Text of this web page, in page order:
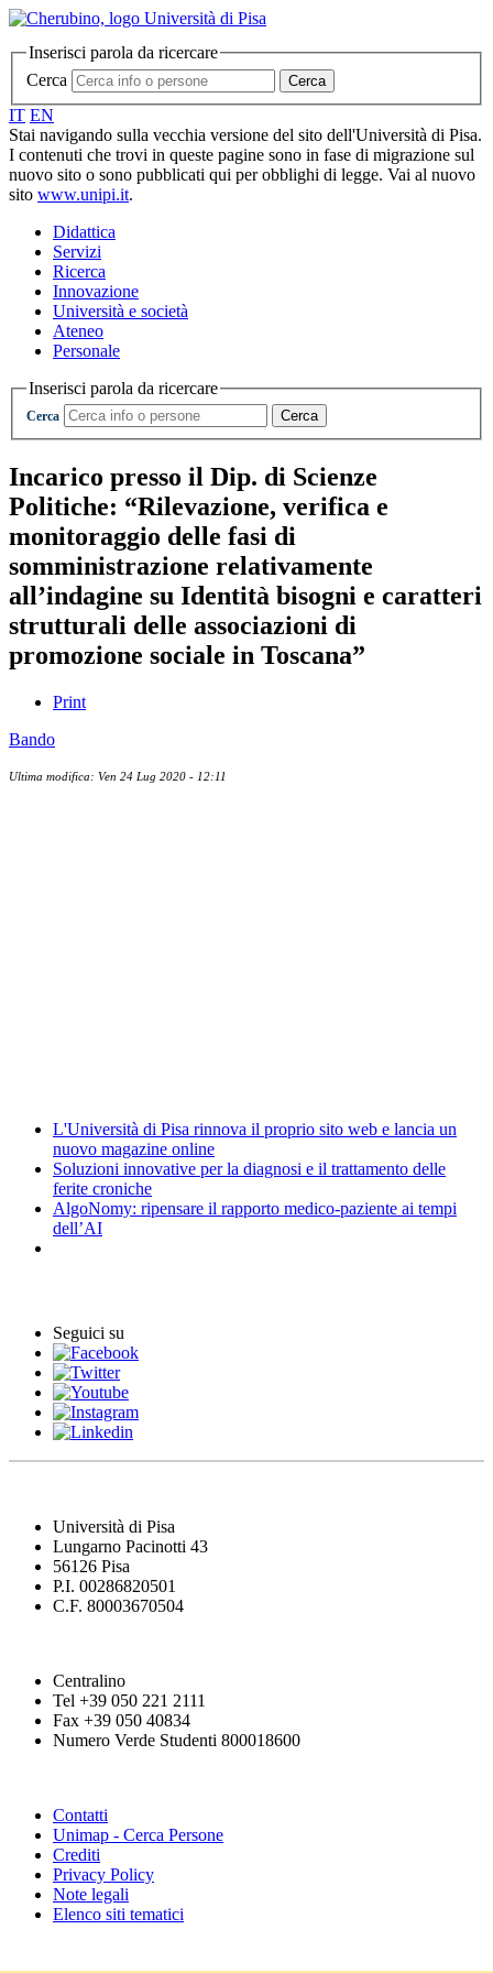
Inserisci parola da ricercare
Cerca
Cerca
IT EN
Stai navigando sulla vecchia versione del sito dell'Università di Pisa.
I contenuti che trovi in queste pagine sono in fase di migrazione sul
nuovo sito o sono pubblicati qui per obblighi di legge. Vai al nuovo
sito www.unipi.it.
Didattica
Servizi
Ricerca
Innovazione
Università e società
Ateneo
Personale
Inserisci parola da ricercare
Cerca Cerca
Incarico presso il Dip. di Scienze
Politiche: “Rilevazione, verifica e
monitoraggio delle fasi di
somministrazione relativamente
all’indagine su Identità bisogni e caratteri
strutturali delle associazioni di
promozione sociale in Toscana”
Print
Bando
Ultima modifica: Ven 24 Lug 2020 - 12:11
L'Università di Pisa rinnova il proprio sito web e lancia un
nuovo magazine online
Soluzioni innovative per la diagnosi e il trattamento delle
ferite croniche
AlgoNomy: ripensare il rapporto medico-paziente ai tempi
dell’AI
Seguici su
Università di Pisa
Lungarno Pacinotti 43
56126 Pisa
P.I. 00286820501
C.F. 80003670504
Centralino
Tel +39 050 221 2111
Fax +39 050 40834
Numero Verde Studenti 800018600
Contatti
Unimap - Cerca Persone
Crediti
Privacy Policy
Note legali
Elenco siti tematici